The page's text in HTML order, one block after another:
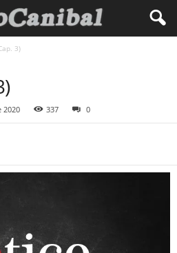
3)
2020 337 0